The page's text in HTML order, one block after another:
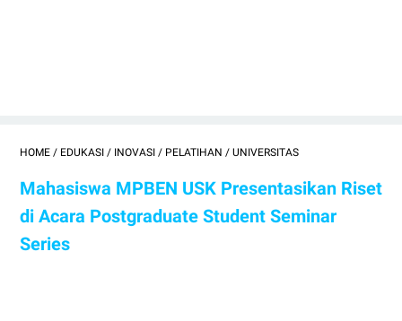
HOME / EDUKASI / INOVASI / PELATIHAN / UNIVERSITAS
Mahasiswa MPBEN USK Presentasikan Riset
di Acara Postgraduate Student Seminar
Series